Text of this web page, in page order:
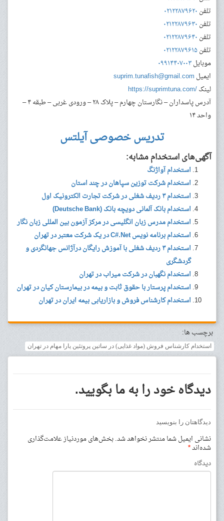
تلفن ۰۲۱۲۲۸۷۹۶۲۰
تلفن ۰۲۱۲۲۸۷۹۶۳۰
تلفن ۰۲۱۲۲۸۷۹۶۴۰
تلفن۰۲۱۲۲۸۷۹۶۱۵
موبایل۰۹۹۱۴۴۰۷۰۰۳
ایمیل suprim.tunafish@gmail.com
لینکhttps://suprimtuna.com/
آدرس
پاسداران – نگارستان چهارم – پلاک ۲۸ – ورودی غربی – طبقه ۴ –
واحد ۱۴
تدریس خصوصی آیلتس
آگهی‌های استخدام مشابه:
استخدام آواژنگ
استخدام شرکت توزین سپاهان در چند استان
استخدام ۳ ردیف شغلی در شرکت تجارت الکترونیک اول
استخدام بانک آلمانی دویچه بانک (Deutsche Bank)
استخدام مدرس زبان انگلیسی در مرکز آزمون بین المللی زبان نگار
استخدام برنامه نویس C#.Net در یک شرکت معتبر در تهران
استخدام ۳ ردیف شغلی با آموزش رایگان درآژانس جهانگردی و
گردشگری
استخدام نگهبان در شرکت میراب در تهران
استخدام پرستار با حقوق ثابت و بیمه در بیمارستان کیان در تهران
استخدام کارشناس فروش و بازاریابی بیمه ایران در تهران
برچسب ها:
استخدام کارشناس فروش (مواد غذایی) در ساتین پروتئین یارا مهام در تهران
دیدگاه خود را به ما بگویید.
دیدگاهتان را بنویسید
نشانی ایمیل شما منتشر نخواهد شد.بخش‌های موردنیاز علامت‌گذاری
شده‌اند*
دیدگاه